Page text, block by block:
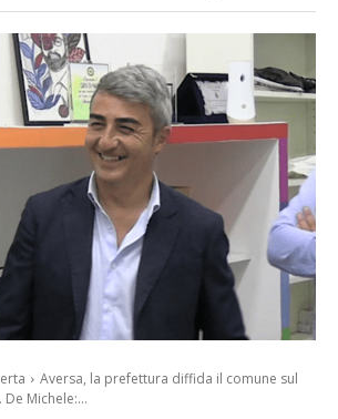
Aversa, la prefettura diffida il comune sul
Michele:...